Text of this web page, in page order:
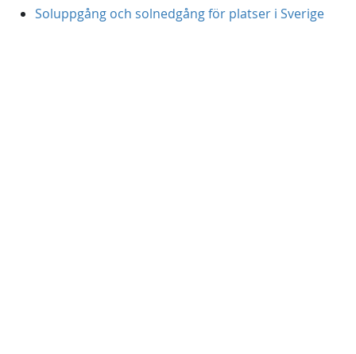
Soluppgång och solnedgång för platser i Sverige